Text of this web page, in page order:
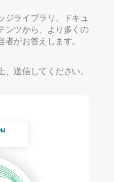
サイトを獲得し、ビジネス成果
ジライブラリ、ドキュ
ンツから、より多くの
がお答えします。
送信してください。